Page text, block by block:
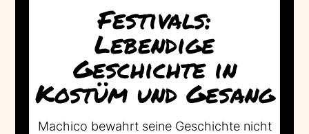
Festivals:
Lebendige
Geschichte in
Kostüm und Gesang
Machico bewahrt seine Geschichte nicht